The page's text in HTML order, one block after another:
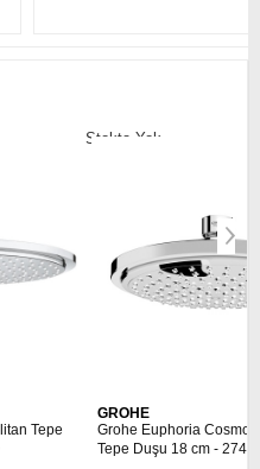
Grohe Euphoria Cosmopolitan
Tepe Duşu 18 cm - 27492000